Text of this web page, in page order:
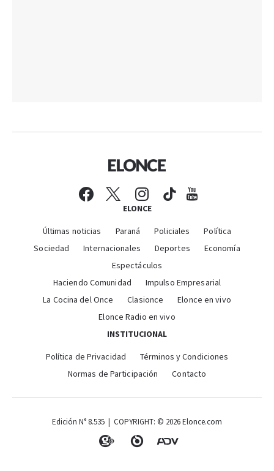
ELONCE
Últimas noticias Paraná Policiales
Política
Sociedad
Internacionales Deportes
Economía
Espectáculos
Haciendo Comunidad
Impulso Empresarial
La Cocina del Once
Clasionce
Elonce en vivo
Elonce Radio en vivo
INSTITUCIONAL
Política de Privacidad
Términos y Condiciones
Normas de Participación
Contacto
Edición N° 8.535 | COPYRIGHT: © 2026 Elonce.com